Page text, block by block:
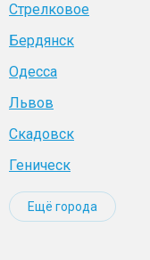
Стрелковое
Бердянск
Одесса
Львов
Скадовск
Геническ
Ещё города